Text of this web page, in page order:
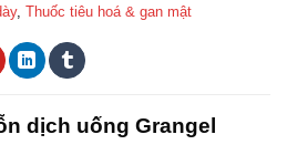
, Thuốc tiêu hoá & gan mật
dịch uống Grangel